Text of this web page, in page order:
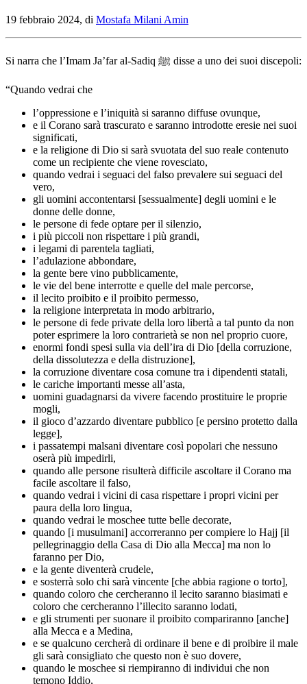
19 febbraio 2024, di Mostafa Milani Amin
Si narra che l’Imam Ja’far al-Sadiq ﷺ disse a uno dei suoi discepoli:
“Quando vedrai che
l’oppressione e l’iniquità si saranno diffuse ovunque,
e il Corano sarà trascurato e saranno introdotte eresie nei suoi
significati,
e la religione di Dio si sarà svuotata del suo reale contenuto
come un recipiente che viene rovesciato,
quando vedrai i seguaci del falso prevalere sui seguaci del
vero,
gli uomini accontentarsi [sessualmente] degli uomini e le
donne delle donne,
le persone di fede optare per il silenzio,
i più piccoli non rispettare i più grandi,
i legami di parentela tagliati,
l’adulazione abbondare,
la gente bere vino pubblicamente,
le vie del bene interrotte e quelle del male percorse,
il lecito proibito e il proibito permesso,
la religione interpretata in modo arbitrario,
le persone di fede private della loro libertà a tal punto da non
poter esprimere la loro contrarietà se non nel proprio cuore,
enormi fondi spesi sulla via dell’ira di Dio [della corruzione,
della dissolutezza e della distruzione],
la corruzione diventare cosa comune tra i dipendenti statali,
le cariche importanti messe all’asta,
uomini guadagnarsi da vivere facendo prostituire le proprie
mogli,
il gioco d’azzardo diventare pubblico [e persino protetto dalla
legge],
i passatempi malsani diventare così popolari che nessuno
oserà più impedirli,
quando alle persone risulterà difficile ascoltare il Corano ma
facile ascoltare il falso,
quando vedrai i vicini di casa rispettare i propri vicini per
paura della loro lingua,
quando vedrai le moschee tutte belle decorate,
quando [i musulmani] accorreranno per compiere lo Hajj [il
pellegrinaggio della Casa di Dio alla Mecca] ma non lo
faranno per Dio,
e la gente diventerà crudele,
e sosterrà solo chi sarà vincente [che abbia ragione o torto],
quando coloro che cercheranno il lecito saranno biasimati e
coloro che cercheranno l’illecito saranno lodati,
e gli strumenti per suonare il proibito compariranno [anche]
alla Mecca e a Medina,
e se qualcuno cercherà di ordinare il bene e di proibire il male
gli sarà consigliato che questo non è suo dovere,
quando le moschee si riempiranno di individui che non
temono Iddio,